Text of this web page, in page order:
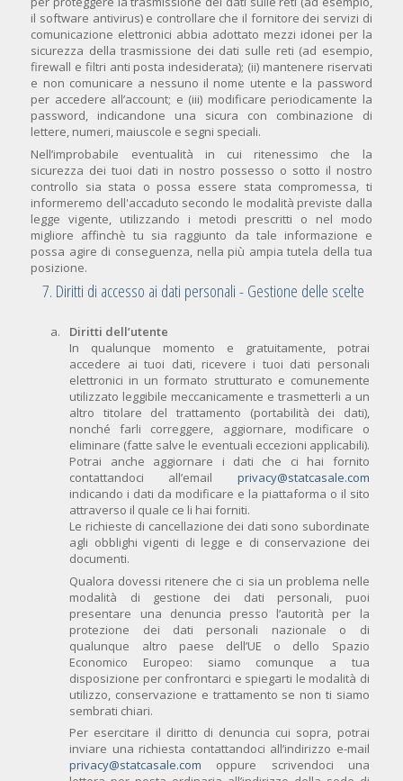
il software antivirus) e controllare che il fornitore dei servizi di
comunicazione elettronici abbia adottato mezzi idonei per la
sicurezza della trasmissione dei dati sulle reti (ad esempio,
firewall e filtri anti posta indesiderata); (ii) mantenere riservati
e non comunicare a nessuno il nome utente e la password
per accedere all’account; e (iii) modificare periodicamente la
password, indicandone una sicura con combinazione di
lettere, numeri, maiuscole e segni speciali.
Nell’improbabile eventualità in cui ritenessimo che la
sicurezza dei tuoi dati in nostro possesso o sotto il nostro
controllo sia stata o possa essere stata compromessa, ti
informeremo dell'accaduto secondo le modalità previste dalla
legge vigente, utilizzando i metodi prescritti o nel modo
migliore affinchè tu sia raggiunto da tale informazione e
possa agire di conseguenza, nella più ampia tutela della tua
posizione.
7. Diritti di accesso ai dati personali - Gestione delle scelte
Diritti dell’utente
In qualunque momento e gratuitamente, potrai
accedere ai tuoi dati, ricevere i tuoi dati personali
elettronici in un formato strutturato e comunemente
utilizzato leggibile meccanicamente e trasmetterli a un
altro titolare del trattamento (portabilità dei dati),
nonché farli correggere, aggiornare, modificare o
eliminare (fatte salve le eventuali eccezioni applicabili).
Potrai anche aggiornare i dati che ci hai fornito
contattandoci all’email privacy@statcasale.com
indicando i dati da modificare e la piattaforma o il sito
attraverso il quale ce li hai forniti.
Le richieste di cancellazione dei dati sono subordinate
agli obblighi vigenti di legge e di conservazione dei
documenti.
Qualora dovessi ritenere che ci sia un problema nelle
modalità di gestione dei dati personali, puoi
presentare una denuncia presso l’autorità per la
protezione dei dati personali nazionale o di
qualunque altro paese dell’UE o dello Spazio
Economico Europeo: siamo comunque a tua
disposizione per confrontarci e spiegarti le modalità di
utilizzo, conservazione e trattamento se non ti siamo
sembrati chiari.
Per esercitare il diritto di denuncia cui sopra, potrai
inviare una richiesta contattandoci all’indirizzo e-mail
privacy@statcasale.com oppure scrivendoci una